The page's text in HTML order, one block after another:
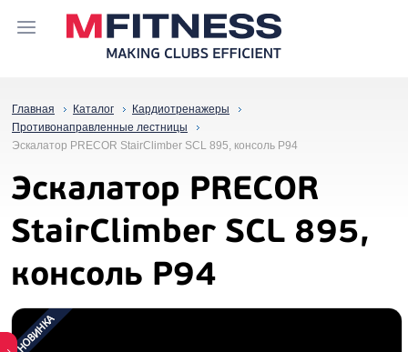
Главная Каталог
Кардиотренажеры
Противонаправленные лестницы
Эскалатор PRECOR StairClimber SCL 895, консоль P94
Эскалатор PRECOR
StairClimber SCL 895,
консоль P94